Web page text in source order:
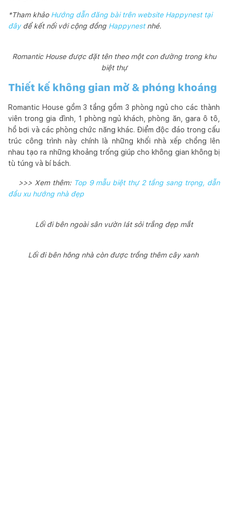
*Tham khảo Hướng dẫn đăng bài trên website Happynest tại
đâyđể kết nối với cộng đồng Happynest nhé.
Romantic House được đặt tên theo một con đường trong khu
biệt thự
Thiết kế không gian mở & phóng khoáng
Romantic House gồm 3 tầng gồm 3 phòng ngủ cho các thành
viên trong gia đình, 1 phòng ngủ khách, phòng ăn, gara ô tô,
hồ bơi và các phòng chức năng khác. Điểm độc đáo trong cấu
trúc công trình này chính là những khối nhà xếp chồng lên
nhau tạo ra những khoảng trống giúp cho không gian không bị
tù túng và bí bách.
>>> Xem thêm: Top 9 mẫu biệt thự 2 tầng sang trọng, dẫn
đầu xu hướng nhà đẹp
Lối đi bên ngoài sân vườn lát sỏi trắng đẹp mắt
Lối đi bên hông nhà còn được trồng thêm cây xanh